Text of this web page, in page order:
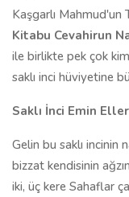
Kaşgarlı Mahmud'un
Kitabu Cevahirun
ile birlikte pek çok
saklı inci hüviyetine
Saklı İnci Emin
Gelin bu saklı incinin
bizzat kendisinin
iki, üç kere Sahaflar